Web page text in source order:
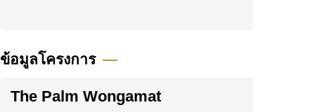
ข้อมูลโครงการ
The Palm Wongamat